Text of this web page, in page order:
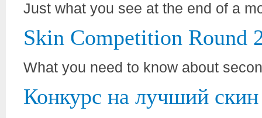
Just what you see at the end of a
Skin Competition Round
What you need to know about
Конкурс на лучший